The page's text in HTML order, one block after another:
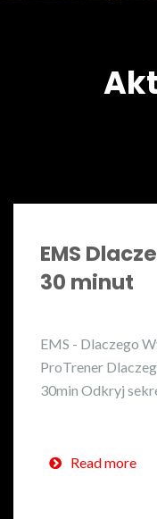
EMS
30 minut
EMS - Dlaczego
ProTrener
30min Odkryj
Read more